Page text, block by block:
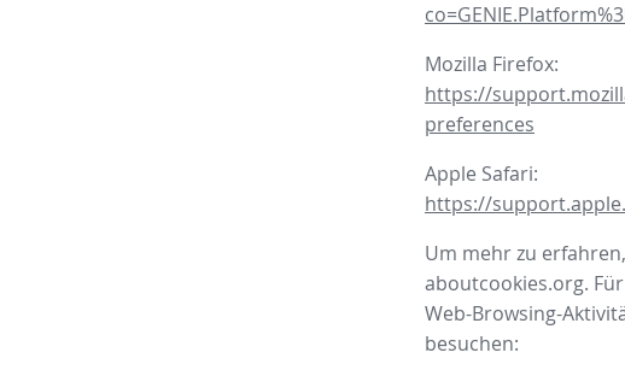
Mozilla Firefox:
https://
preferences
Apple Safari:
https://
Um mehr zu
aboutcookies.org.
Web-Browsing-
besuchen: